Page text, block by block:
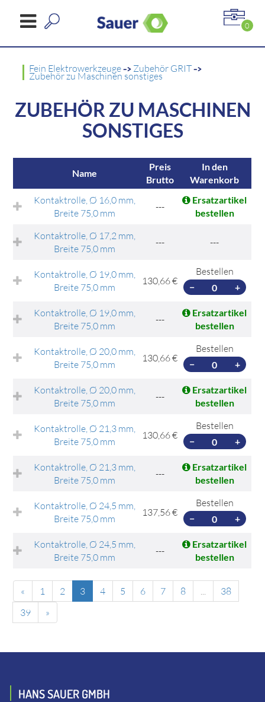
0
Fein Elektrowerkzeuge-> Zubehör GRIT->
Zubehör zu Maschinen sonstiges
ZUBEHÖR ZU MASCHINEN
SONSTIGES
Name
Preis
Brutto
In den
Warenkorb
Kontaktrolle, Ø 16,0 mm,
Breite 75,0 mm
---
Ersatzartikel
bestellen
Kontaktrolle, Ø 17,2 mm,
Breite 75,0 mm
--- ---
Kontaktrolle, Ø 19,0 mm,
Breite 75,0 mm
130,66 €
Bestellen
− +
Kontaktrolle, Ø 19,0 mm,
Breite 75,0 mm
---
Ersatzartikel
bestellen
Kontaktrolle, Ø 20,0 mm,
Breite 75,0 mm
130,66 €
Bestellen
− +
Kontaktrolle, Ø 20,0 mm,
Breite 75,0 mm
---
Ersatzartikel
bestellen
Kontaktrolle, Ø 21,3 mm,
Breite 75,0 mm
130,66 €
Bestellen
− +
Kontaktrolle, Ø 21,3 mm,
Breite 75,0 mm
---
Ersatzartikel
bestellen
Kontaktrolle, Ø 24,5 mm,
Breite 75,0 mm
137,56 €
Bestellen
− +
Kontaktrolle, Ø 24,5 mm,
Breite 75,0 mm
---
Ersatzartikel
bestellen
« 1 2 3 4 5 6 7 8 ...
38
39
»
HANS SAUER GMBH